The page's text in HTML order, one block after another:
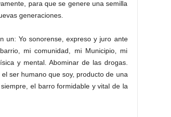
para que se genere una semilla
generaciones.
un: Yo sonorense, expreso y juro ante
mi comunidad, mi Municipio, mi
y mental. Abominar de las drogas.
ser humano que soy, producto de una
el barro formidable y vital de la